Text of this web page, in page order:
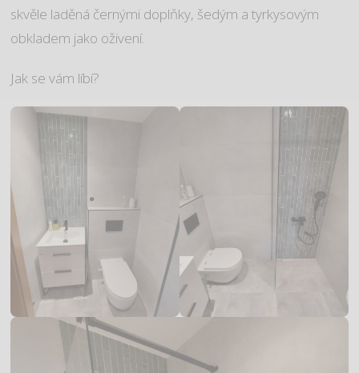
skvěle laděná černými doplňky, šedým a tyrkysovým
obkladem jako oživení.
Jak se vám líbí?